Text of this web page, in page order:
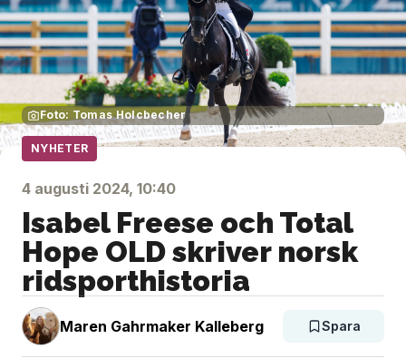
Foto: Tomas Holcbecher
NYHETER
4 augusti 2024, 10:40
Isabel Freese och Total
Hope OLD skriver norsk
ridsporthistoria
Maren Gahrmaker Kalleberg Spara